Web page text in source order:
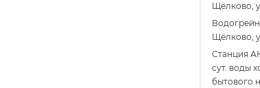
Щёлково,
Щёлково,
Станция
сут. воды
бытового